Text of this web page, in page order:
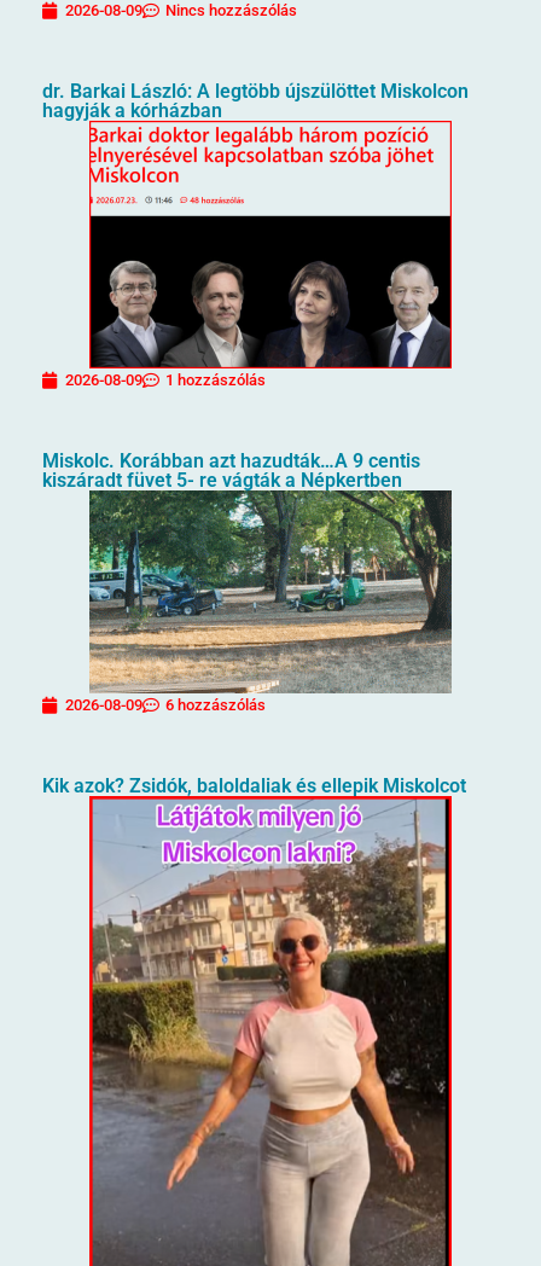
2026-08-09 Nincs hozzászólás
dr. Barkai László: A legtöbb újszülöttet Miskolcon
hagyják a kórházban
2026-08-09 1 hozzászólás
Miskolc. Korábban azt hazudták…A 9 centis
kiszáradt füvet 5- re vágták a Népkertben
2026-08-09 6 hozzászólás
Kik azok? Zsidók, baloldaliak és ellepik Miskolcot